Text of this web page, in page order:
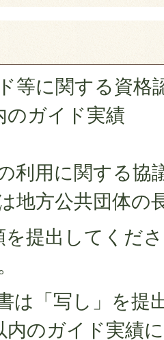
等に関する資格
のガイド実績
利用に関する協
地方公共団体の
を提出してくだ
は「写し」を提
内のガイド実績